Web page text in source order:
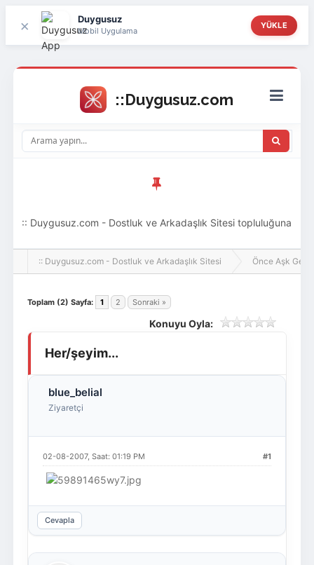
× Duygusuz
Mobil Uygulama
YÜKLE
Üye Ol
:: Duygusuz.com - Dostluk ve Arkadaşlık Sitesi topluluğuna
hoş geldin ziyaretçi! Aramıza katılmak istersen kayıt
:: Duygusuz.com - Dostluk ve Arkadaşlık Sitesi Önce Aşk Gelir
Toplam (2) Sayfa: 1 2 Sonraki »
Konuyu Oyla:
Her/şeyim...
blue_belial
Ziyaretçi
#1
02-08-2007, Saat: 01:19 PM
Cevapla